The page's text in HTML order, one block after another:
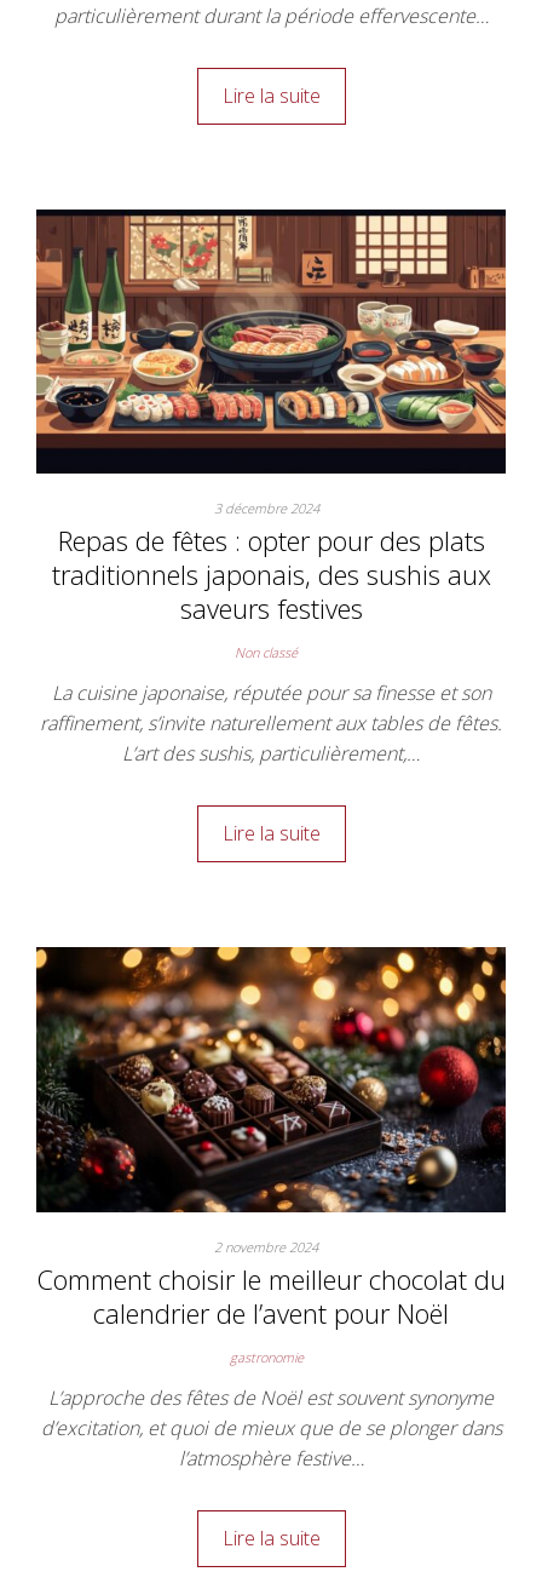
particulièrement durant la période effervescente…
Lire la suite
3 décembre 2024
Repas de fêtes : opter pour des plats
traditionnels japonais, des sushis aux
saveurs festives
Non classé
La cuisine japonaise, réputée pour sa finesse et son
raffinement, s’invite naturellement aux tables de fêtes.
L’art des sushis, particulièrement,…
Lire la suite
2 novembre 2024
Comment choisir le meilleur chocolat du
calendrier de l’avent pour Noël
gastronomie
L’approche des fêtes de Noël est souvent synonyme
d’excitation, et quoi de mieux que de se plonger dans
l’atmosphère festive…
Lire la suite